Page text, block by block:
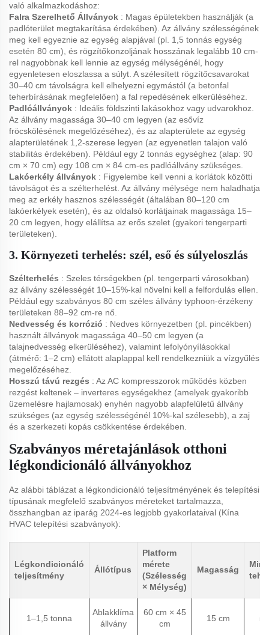
való alkalmazkodáshoz:
Falra Szerelhető Állványok : Magas épületekben használják (a
padlóterület megtakarítása érdekében). Az állvány szélességének
meg kell egyeznie az egység alapjával (pl. 1,5 tonnás egység
esetén 80 cm), és rögzítőkonzoljának hosszának legalább 10 cm-
rel nagyobbnak kell lennie az egység mélységénél, hogy
egyenletesen eloszlassa a súlyt. A szélesített rögzítőcsavarokat
30–40 cm távolságra kell elhelyezni egymástól (a betonfal
teherbírásának megfelelően) a fal repedésének elkerüléséhez.
Padlóállványok : Ideális földszinti lakásokhoz vagy udvarokhoz.
Az állvány magassága 30–40 cm legyen (az esővíz
fröcskölésének megelőzéséhez), és az alapterülete az egység
alapterületének 1,2-szerese legyen (az egyenetlen talajon való
stabilitás érdekében). Például egy 2 tonnás egységhez (alap: 90
cm × 70 cm) egy 108 cm × 84 cm-es padlóállvány szükséges.
Lakóerkély állványok : Figyelembe kell venni a korlátok közötti
távolságot és a szélterhelést. Az állvány mélysége nem haladhatja
meg az erkély hasznos szélességét (általában 80–120 cm
lakóerkélyek esetén), és az oldalsó korlátjainak magassága 15–
20 cm legyen, hogy elállítsa az erős szelet (gyakori tengerparti
területeken).
3. Környezeti terhelés: szél, eső és súlyeloszlás
Szélterhelés : Szeles térségekben (pl. tengerparti városokban)
az állvány szélességét 10–15%-kal növelni kell a felfordulás ellen.
Például egy szabványos 80 cm széles állvány typhoon-érzékeny
területeken 88–92 cm-re nő.
Nedvesség és korrózió : Nedves környezetben (pl. pincékben)
használt állványok magassága 40–50 cm legyen (a
talajnedvesség elkerüléséhez), valamint lefolyónyílásokkal
(átmérő: 1–2 cm) ellátott alaplappal kell rendelkezniük a vízgyűlés
megelőzéséhez.
Hosszú távú rezgés : Az AC kompresszorok működés közben
rezgést keltenek – inverteres egységekhez (amelyek gyakoribb
üzemelésre hajlamosak) enyhén nagyobb alapfelületű állvány
szükséges (az egység szélességénél 10%-kal szélesebb), a zaj
és a szerkezeti kopás csökkentése érdekében.
Szabványos méretajánlások otthoni
légkondicionáló állványokhoz
Az alábbi táblázat a légkondicionáló teljesítményének és telepítési
típusának megfelelő szabványos méreteket tartalmazza,
összhangban az iparág 2024-es legjobb gyakorlataival (Kína
HVAC telepítési szabványok):
Légkondicionáló
teljesítmény
Állótípus
Platform
mérete
(Szélesség
× Mélység)
Magasság
1–1,5 tonna
Ablakklíma
állvány
60 cm × 45
cm
15 cm